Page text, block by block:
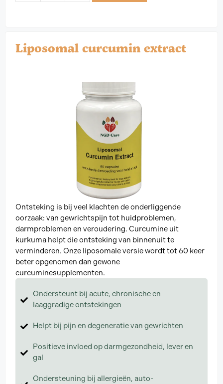
Liposomal curcumin extract
Ontsteking is bij veel klachten de onderliggende
oorzaak: van gewrichtspijn tot huidproblemen,
darmproblemen en veroudering. Curcumine uit
kurkuma helpt die ontsteking van binnenuit te
verminderen. Onze liposomale versie wordt tot 60 keer
beter opgenomen dan gewone
curcuminesupplementen.
Ondersteunt bij acute, chronische en
laaggradige ontstekingen
Helpt bij pijn en degeneratie van gewrichten
Positieve invloed op darmgezondheid, lever en
gal
Ondersteuning bij allergieën, auto-